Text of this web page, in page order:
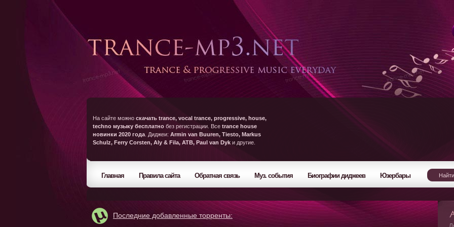
На сайте можно скачать trance, vocal trance, progressive, house,
techno музыку бесплатно без регистрации. Все trance house
новинки 2020 года . Диджеи: Armin van Buuren, Tiesto, Markus
Schulz, Ferry Corsten, Aly & Fila, ATB, Paul van Dyk и другие.
Главная Правила сайта Обратная связь Муз. события Биографии диджеев Юзербары
Последние добавленные торренты: